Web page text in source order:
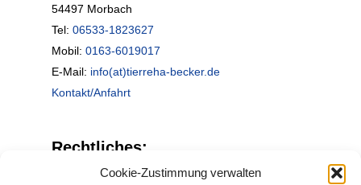
Cookie-Zustimmung verwalten
54497 Morbach
Tel: 06533-1823627
Mobil: 0163-6019017
E-Mail: info(at)tierreha-becker.de
Kontakt/Anfahrt
Rechtliches: